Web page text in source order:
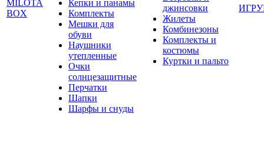
MILOTA
BOX
Кепки и панамы
Комплекты
Мешки для
обуви
Наушники
утепленные
Очки
солнцезащитные
Перчатки
Шапки
Шарфы и снуды
джинсовки
Жилеты
Комбинезоны
Комплекты и
костюмы
Куртки и пальто